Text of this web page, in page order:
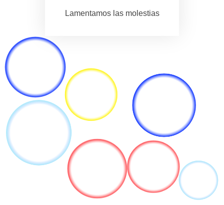
Lamentamos las molestias